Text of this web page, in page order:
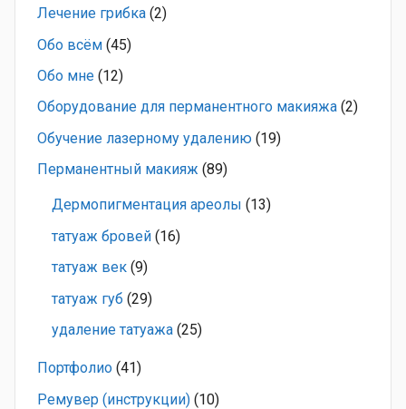
Лечение грибка (2)
Обо всём (45)
Обо мне (12)
Оборудование для перманентного макияжа (2)
Обучение лазерному удалению (19)
Перманентный макияж (89)
Дермопигментация ареолы (13)
татуаж бровей (16)
татуаж век (9)
татуаж губ (29)
удаление татуажа (25)
Портфолио (41)
Ремувер (инструкции) (10)